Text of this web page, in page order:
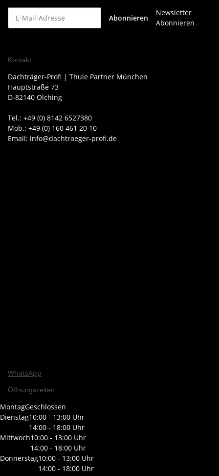
Abonnieren
Newsletter
Abonnieren
Kontakt
Dachträger-Profi | Thule Partner München
Hauptstraße 73
D-82140 Olching
Tel.: +49 (0) 8142 6527380
Mob.: +49 (0) 160 461 20 10
Email: info@dachtraeger-profi.de
WhatsApp
Öffnungszeiten
MontagGeschlossen
Dienstag10:00 - 13:00 Uhr
14:00 - 18:00 Uhr
Mittwoch10:00 - 13:00 Uhr
14:00 - 18:00 Uhr
Donnerstag10:00 - 13:00 Uhr
14:00 - 18:00 Uhr